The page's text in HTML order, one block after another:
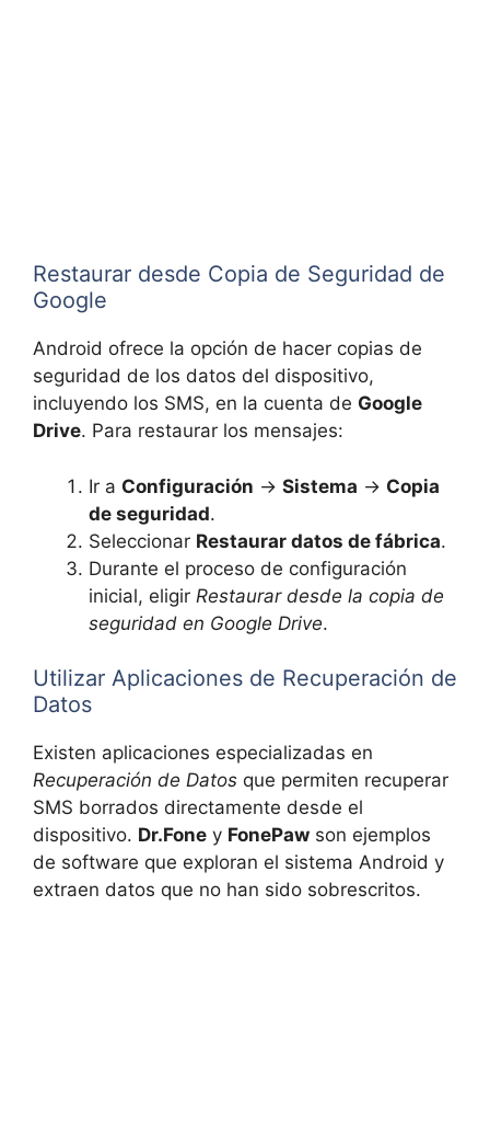
Restaurar desde Copia de Seguridad de
Google
Android ofrece la opción de hacer copias de
seguridad de los datos del dispositivo,
incluyendo los SMS, en la cuenta de Google
Drive. Para restaurar los mensajes:
Ir a Configuración → Sistema → Copia
de seguridad.
Seleccionar Restaurar datos de fábrica.
Durante el proceso de configuración
inicial, eligir Restaurar desde la copia de
seguridad en Google Drive.
Utilizar Aplicaciones de Recuperación de
Datos
Existen aplicaciones especializadas en
Recuperación de Datos que permiten recuperar
SMS borrados directamente desde el
dispositivo. Dr.Fone y FonePaw son ejemplos
de software que exploran el sistema Android y
extraen datos que no han sido sobrescritos.